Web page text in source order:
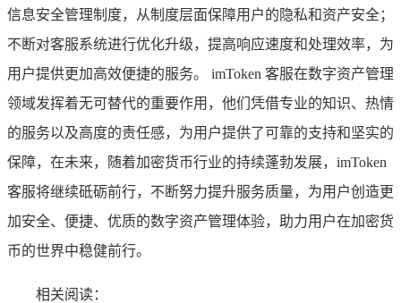
信息安全管理制度，从制度层面保障用户的隐私和资产安全；
不断对客服系统进行优化升级，提高响应速度和处理效率，为
用户提供更加高效便捷的服务。 imToken 客服在数字资产管理
领域发挥着无可替代的重要作用，他们凭借专业的知识、热情
的服务以及高度的责任感，为用户提供了可靠的支持和坚实的
保障，在未来，随着加密货币行业的持续蓬勃发展，imToken
客服将继续砥砺前行，不断努力提升服务质量，为用户创造更
加安全、便捷、优质的数字资产管理体验，助力用户在加密货
币的世界中稳健前行。
相关阅读：